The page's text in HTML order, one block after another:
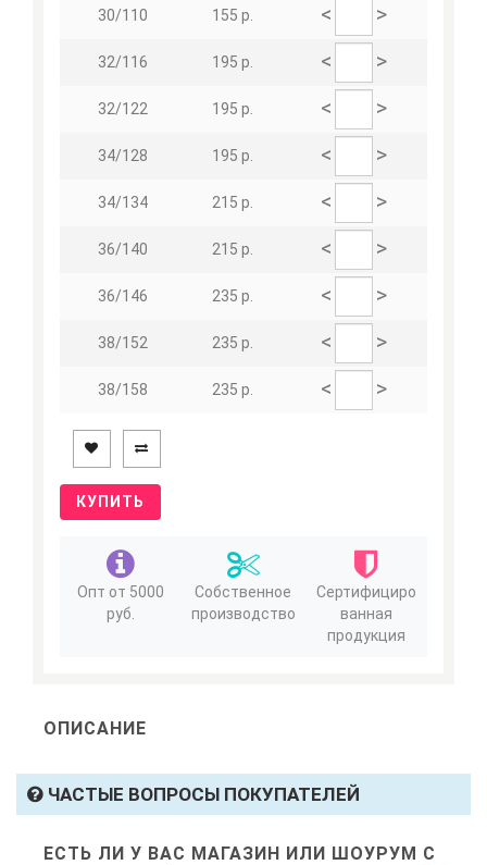
30/110 155 р. < >
32/116 195 р. < >
32/122 195 р. < >
34/128 195 р. < >
34/134 215 р. < >
36/140 215 р. < >
36/146 235 р. < >
38/152 235 р. < >
38/158 235 р. < >
КУПИТЬ
Опт от 5000
руб.
Собственное
производство
Сертифициро
ванная
продукция
ОПИСАНИЕ
ЧАСТЫЕ ВОПРОСЫ ПОКУПАТЕЛЕЙ
ЕСТЬ ЛИ У ВАС МАГАЗИН ИЛИ ШОУРУМ С